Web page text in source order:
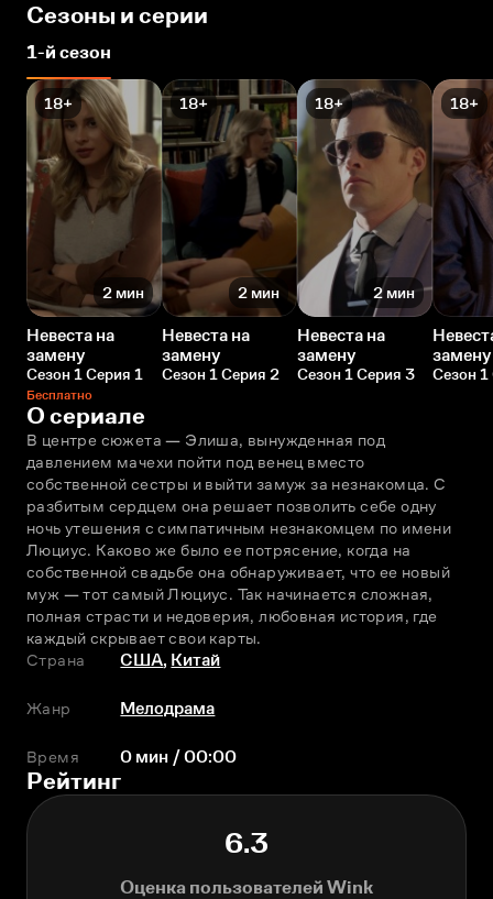
Сезоны и серии
1-й сезон
18+
2 мин
Невеста на
замену
Сезон 1 Серия 1
Бесплатно
18+
2 мин
Невеста на
замену
Сезон 1 Серия 2
18+
2 мин
Невеста на
замену
Сезон 1 Серия 3
18+
замену
Сезон
О сериале
В центре сюжета — Элиша, вынужденная под
давлением мачехи пойти под венец вместо
собственной сестры и выйти замуж за незнакомца. С
разбитым сердцем она решает позволить себе одну
ночь утешения с симпатичным незнакомцем по имени
Люциус. Каково же было ее потрясение, когда на
собственной свадьбе она обнаруживает, что ее новый
муж — тот самый Люциус. Так начинается сложная,
полная страсти и недоверия, любовная история, где
каждый скрывает свои карты.
Страна
США, Китай
Жанр Мелодрама
Время 0 мин / 00:00
Рейтинг
6.3
Оценка пользователей Wink